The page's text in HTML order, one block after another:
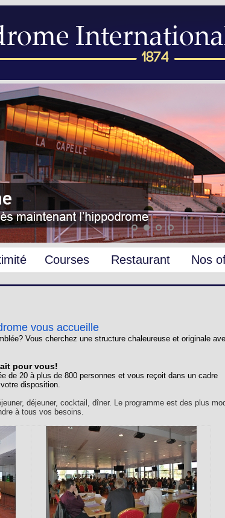
Courses Restaurant Nos
Loges
VIP
vous accueille
Vous cherchez une structure chaleureuse et originale
pour vous!
de 20 à plus de 800 personnes et vous reçoit dans un cadre
disposition.
déjeuner, cocktail, dîner. Le programme est des plus
à tous vos besoins.